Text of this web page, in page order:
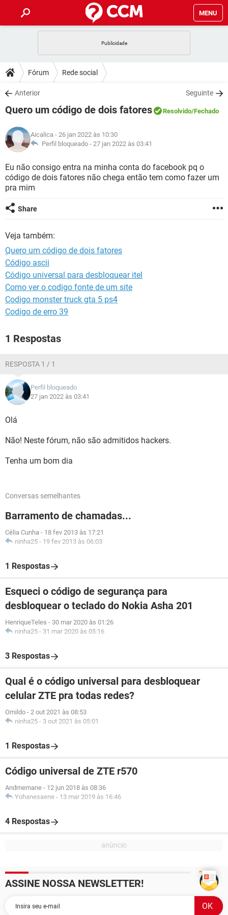
MENU
CELULAR
OUTLOOK
INSTAGRAM GMAIL
GUIA DE COMPRAS
DICAS
JOGOS
INSTAGRAM
GUIA DE COMPRAS
DOWNLOADS
JOGOS WHATSAPP
CELULAR
OUTLOOK EXCEL
INSTAGRAM
GUIA DE COMPRAS
FÓRUM
JOGOS
CELULAR
OUTLOOK EXCEL
INSTAGRAM
GUIA DE COMPRAS
GLOSSÁRIO
JOGOS WHATSAPP
CELULAR FACEBOOK
INSTAGRAM
GUIA DE COMPRAS
Fórum Rede social
Anterior Seguinte
Quero um código de dois fatores Resolvido/Fechado
Aicalica - 26 jan 2022 às 10:30
Perfil bloqueado - 27 jan 2022 às 03:41
Eu não consigo entra na minha conta do facebook pq o
código de dois fatores não chega então tem como fazer um
pra mim
Share
Veja também:
Quero um código de dois fatores
Código ascii
Código universal para desbloquear itel
Como ver o codigo fonte de um site
Codigo monster truck gta 5 ps4
Codigo de erro 39
1 Respostas
RESPOSTA 1 / 1
Perfil bloqueado
27 jan 2022 às 03:41
Olá
Não! Neste fórum, não são admitidos hackers.
Tenha um bom dia
Conversas semelhantes
Barramento de chamadas...
Célia Cunha - 18 fev 2013 às 17:21
ninha25 - 19 fev 2013 às 06:03
1 Respostas
Esqueci o código de segurança para
desbloquear o teclado do Nokia Asha 201
HenriqueTeles - 30 mar 2020 às 01:26
ninha25 - 31 mar 2020 às 05:16
3 Respostas
Qual é o código universal para desbloquear
celular ZTE pra todas redes?
Omildo - 2 out 2021 às 08:53
ninha25 - 3 out 2021 às 05:01
1 Respostas
Código universal de ZTE r570
Andrnemane - 12 jun 2018 às 08:36
Yohanesaene - 13 mar 2019 às 16:46
4 Respostas
ASSINE NOSSA NEWSLETTER!